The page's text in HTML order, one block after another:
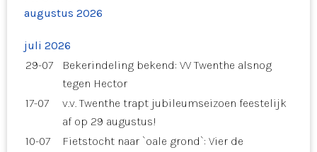
augustus 2026
juli 2026
29-07
Bekerindeling bekend: VV Twenthe alsnog
tegen Hector
17-07
v.v. Twenthe trapt jubileumseizoen feestelijk
af op 29 augustus!
10-07
Fietstocht naar `oale grond`: Vier de